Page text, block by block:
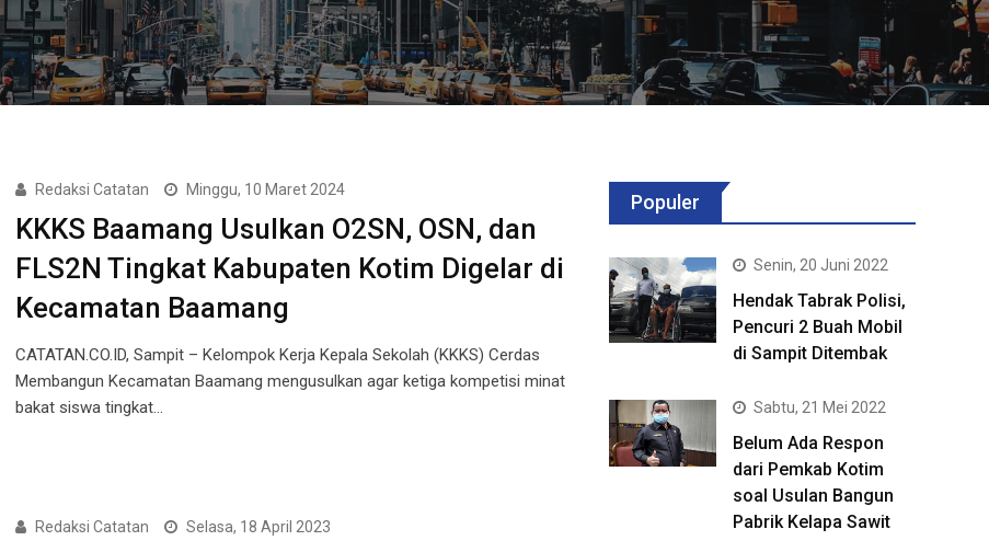
Redaksi Catatan Minggu, 10 Maret 2024
KKKS Baamang Usulkan O2SN, OSN, dan
FLS2N Tingkat Kabupaten Kotim Digelar di
Kecamatan Baamang
CATATAN.CO.ID, Sampit – Kelompok Kerja Kepala Sekolah (KKKS) Cerdas
Membangun Kecamatan Baamang mengusulkan agar ketiga kompetisi minat
bakat siswa tingkat…
Redaksi Catatan Selasa, 18 April 2023
Populer
Senin, 20 Juni 2022
Hendak Tabrak Polisi,
Pencuri 2 Buah Mobil
di Sampit Ditembak
Sabtu, 21 Mei 2022
Belum Ada Respon
dari Pemkab Kotim
soal Usulan Bangun
Pabrik Kelapa Sawit